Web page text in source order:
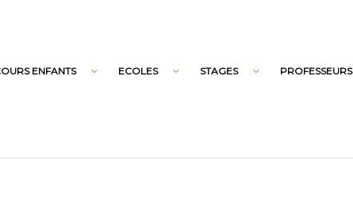
ENFANTS ECOLES STAGES PROFESSEURS